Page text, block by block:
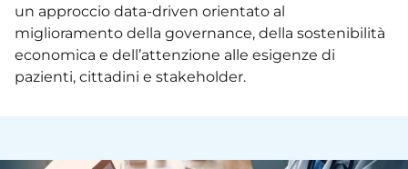
un approccio data-driven orientato al
miglioramento della governance, della sostenibilità
economica e dell’attenzione alle esigenze di
pazienti, cittadini e stakeholder.